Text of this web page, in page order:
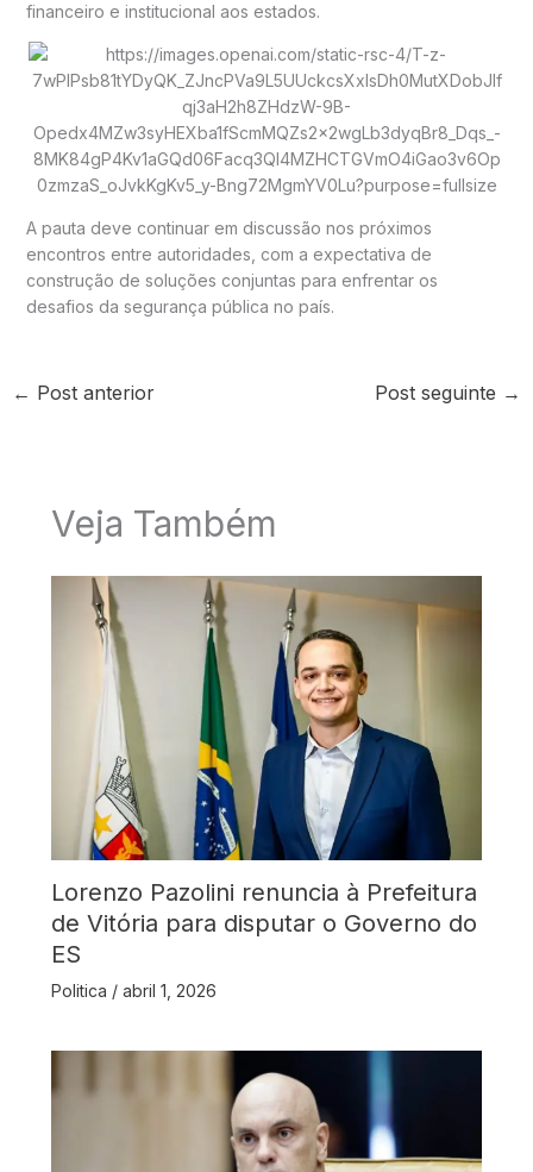
financeiro e institucional aos estados.
A pauta deve continuar em discussão nos próximos
encontros entre autoridades, com a expectativa de
construção de soluções conjuntas para enfrentar os
desafios da segurança pública no país.
← Post anterior Post seguinte →
Veja Também
Lorenzo Pazolini renuncia à Prefeitura
de Vitória para disputar o Governo do
ES
Politica / abril 1, 2026